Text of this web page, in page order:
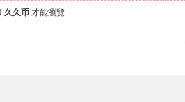
久久币 才能瀏覽